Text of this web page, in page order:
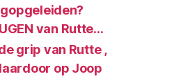
van Rutte…
grip van Rutte ,
op Joop